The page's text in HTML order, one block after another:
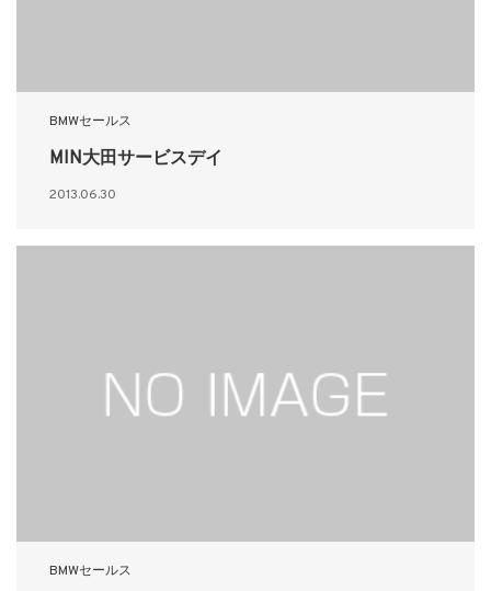
BMWセールス
MIN大田サービスデイ
2013.06.30
BMWセールス